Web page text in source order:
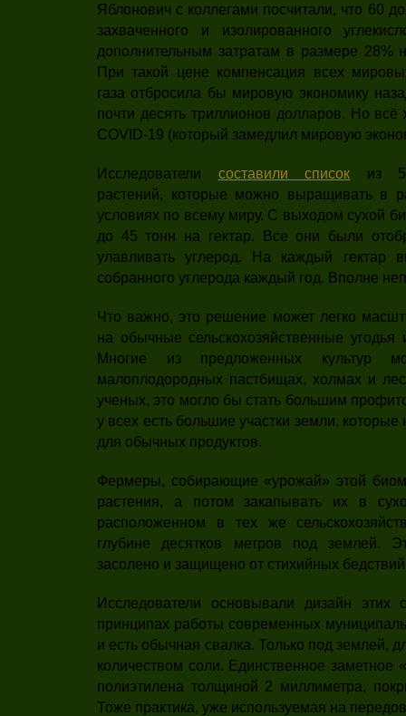
Яблонович с коллегами посчитали, что 60
захваченного и изолированного
дополнительным затратам в размере 28%
При такой цене компенсация всех
газа отбросила бы мировую экономику
почти десять триллионов долларов. Но
COVID-19 (который замедлил мировую
Исследователи составили список из 50
растений, которые можно выращивать в
условиях по всему миру. С выходом сухой
до 45 тонн на гектар. Все они были
улавливать углерод. На каждый гектар
собранного углерода каждый год. Вполне
Что важно, это решение может легко
на обычные сельскохозяйственные
Многие из предложенных культур
малоплодородных пастбищах, холмах и
ученых, это могло бы стать большим
у всех есть большие участки земли, которые
для обычных продуктов.
Фермеры, собирающие «урожай» этой
растения, а потом закапывать их в
расположенном в тех же
глубине десятков метров под землей.
засолено и защищено от стихийных
Исследователи основывали дизайн этих
принципах работы современных
и есть обычная свалка. Только под землей,
количеством соли. Единственное
полиэтилена толщиной 2 миллиметра,
Тоже практика, уже используемая на